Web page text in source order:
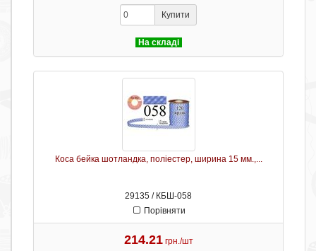
Купити
На складі
Коса бейка шотландка, поліестер, ширина 15 мм.,...
29135 / КБШ-058
Порівняти
214.21 грн./шт